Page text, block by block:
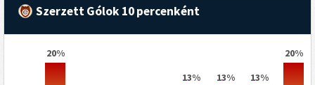
Szerzett Gólok 10 percenként
20%
13% 13% 13%
20%